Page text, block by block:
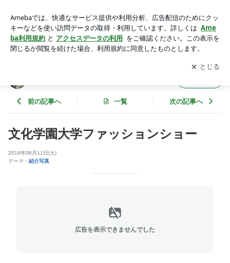
アプリをダウンロードして ブログの更新通知
を受け取りまし
ょう。
開く
前の記事へ 一覧 次の記事へ
文化学園大学ファッションショー
2016年06月11日(土)
テーマ： 紹介写真
広告を表示できませんでした